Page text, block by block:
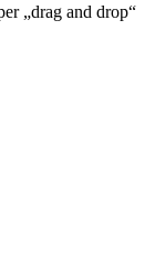
„drag and drop“